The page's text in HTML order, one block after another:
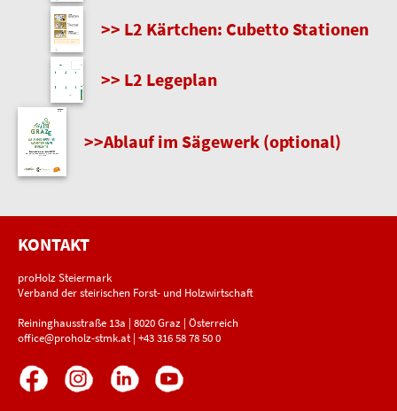
>> L2 Kärtchen: Cubetto Stationen
>> L2 Legeplan
>>Ablauf im Sägewerk (optional)
KONTAKT
proHolz Steiermark
Verband der steirischen Forst- und Holzwirtschaft
Reininghausstraße 13a | 8020 Graz | Österreich
office@proholz-stmk.at| +43 316 58 78 50 0